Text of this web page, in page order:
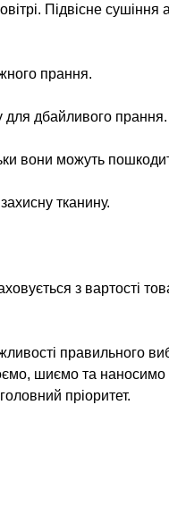
Підвісне сушіння
прання.
для дбайливого прання.
вони можуть
тканину.
з вартості
правильного
шиємо та наносимо
пріоритет.